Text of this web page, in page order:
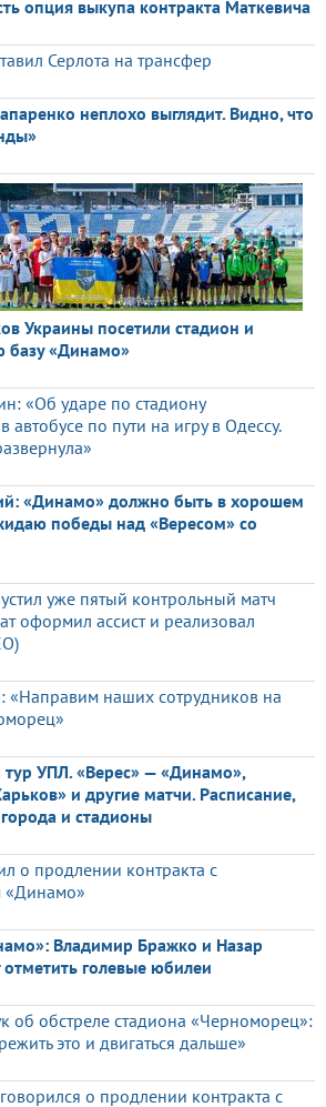
опция выкупа контракта Маткевича
Серлота на трансфер
неплохо выглядит. Видно, что
Украины посетили стадион и
базу «Динамо»
«Об ударе по стадиону
по пути на игру в Одессу.
«Динамо» должно быть в хорошем
победы над «Вересом» со
уже пятый контрольный матч
оформил ассист и реализовал
«Направим наших сотрудников на
тур УПЛ. «Верес» — «Динамо»,
и другие матчи. Расписание,
и стадионы
о продлении контракта с
«Динамо»
Владимир Бражко и Назар
голевые юбилеи
об обстреле стадиона «Черноморец»:
это и двигаться дальше»
о продлении контракта с